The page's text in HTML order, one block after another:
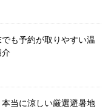
も予約が取りやすい温
介
本当に涼しい厳選避暑地